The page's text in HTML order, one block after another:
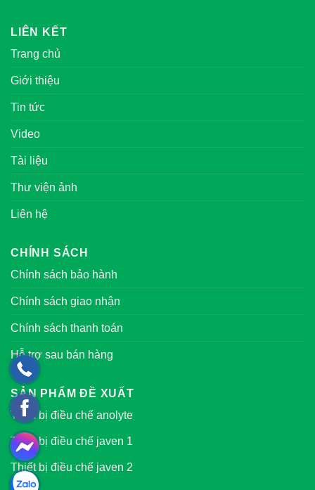
LIÊN KẾT
Trang chủ
Giới thiệu
Tin tức
Video
Tài liệu
Thư viện ảnh
Liên hệ
CHÍNH SÁCH
Chính sách bảo hành
Chính sách giao nhận
Chính sách thanh toán
Hỗ trợ sau bán hàng
SẢN PHẨM ĐỀ XUẤT
Thiết bị điều chế anolyte
Thiết bị điều chế javen 1
Thiết bị điều chế javen 2